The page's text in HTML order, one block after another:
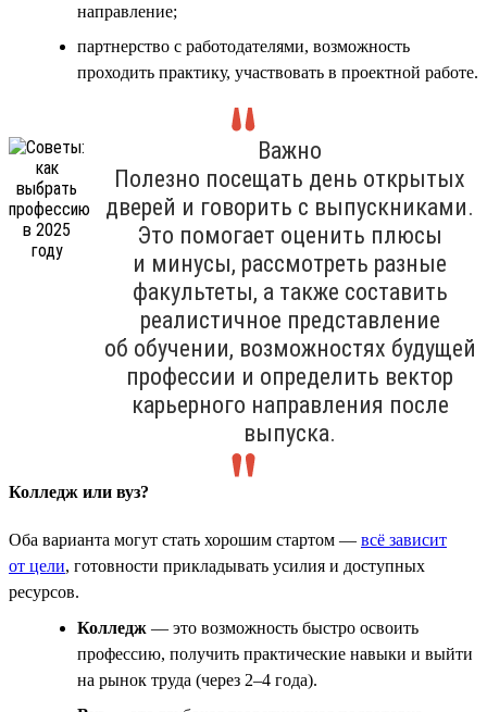
направление;
партнерство с работодателями, возможность
проходить практику, участвовать в проектной работе.
Важно
Полезно посещать день открытых
дверей и говорить с выпускниками.
Это помогает оценить плюсы
и минусы, рассмотреть разные
факультеты, а также составить
реалистичное представление
об обучении, возможностях будущей
профессии и определить вектор
карьерного направления после
выпуска.
Колледж или вуз?
Оба варианта могут стать хорошим стартом — всё зависит
от цели, готовности прикладывать усилия и доступных
ресурсов.
Колледж — это возможность быстро освоить
профессию, получить практические навыки и выйти
на рынок труда (через 2–4 года).